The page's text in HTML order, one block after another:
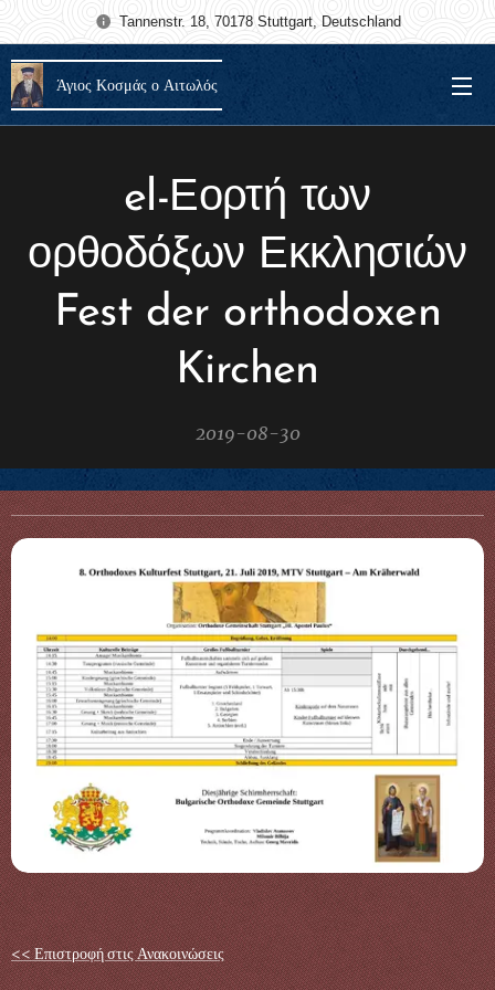
Tannenstr. 18, 70178 Stuttgart, Deutschland
Άγιος Κοσμάς ο Αιτωλός
el-Εορτή των
ορθοδόξων Εκκλησιών
Fest der orthodoxen
Kirchen
2019-08-30
<< Επιστροφή στις Ανακοινώσεις